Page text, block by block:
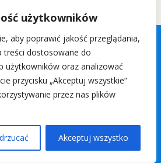
użytkowników
aby poprawić jakość przeglądania,
treści dostosowane do
użytkowników oraz analizować
przycisku „Akceptuj wszystkie”
przez nas plików
Akceptuj wszystko